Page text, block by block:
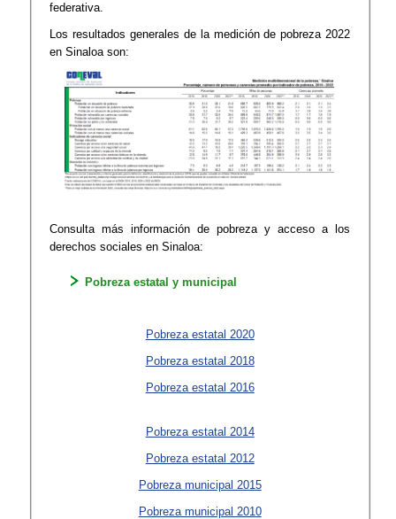
federativa.​​
Los resultados generales de la medición de pobreza 2022
en Sinaloa son:
Consulta más información de pobreza y acceso a los
derechos sociales en Sinaloa:
Pobreza estatal y municipal
Pobreza estatal 2020
Pobreza estatal 2018
Pobreza estatal 2016
Pobreza estatal 2014
Pobreza estatal 2012
Pobreza municipal 2015
Pobreza municipal 2010